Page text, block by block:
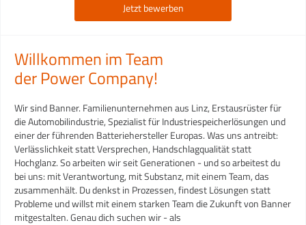
Jetzt bewerben
Willkommen im Team
der Power Company!
Wir sind Banner. Familienunternehmen aus Linz, Erstausrüster für
die Automobilindustrie, Spezialist für Industriespeicherlösungen und
einer der führenden Batteriehersteller Europas. Was uns antreibt:
Verlässlichkeit statt Versprechen, Handschlagqualität statt
Hochglanz. So arbeiten wir seit Generationen - und so arbeitest du
bei uns: mit Verantwortung, mit Substanz, mit einem Team, das
zusammenhält. Du denkst in Prozessen, findest Lösungen statt
Probleme und willst mit einem starken Team die Zukunft von Banner
mitgestalten. Genau dich suchen wir - als